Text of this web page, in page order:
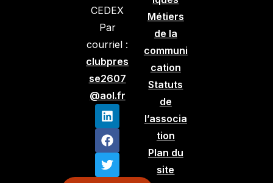
CEDEX
Par
courriel :
clubpres
se2607
@aol.fr
Métiers
de la
communi
cation
Statuts
de
l’associa
tion
Plan du
site